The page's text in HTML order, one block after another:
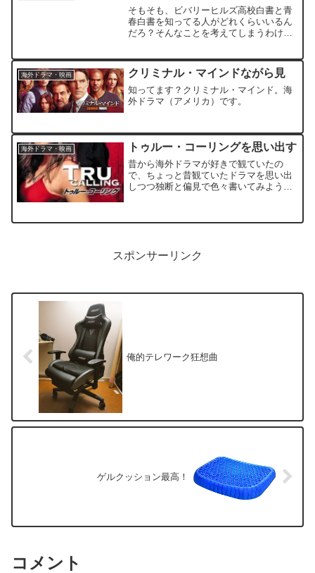
そもそも、ビバリーヒルズ高校白書と青
春白書を知ってる人がどれくらいいるん
だろ？そんなことを考えてしまうわけ
らしい…時の流れの恐ろしさですね。そ
んなビバリーヒルズ青春白書のメインキ
ャスト達が再会して色々起こるドラマ
『ビバリーヒルズ再会白書』
海外ドラマ・映画 クリミナル・マインドながら見
知ってます？クリミナル・マインド。海
外ドラマ（アメリカ）です。
海外ドラマ・映画 トゥルー・コーリングを思い出す
昔から海外ドラマが好きで観ていたの
で、ちょっと昔観ていたドラマを思い出
しつつ独断と偏見で色々書いてみようか
スポンサーリンク
俺的テレワーク狂想曲
ゲルクッション最高！
コメント